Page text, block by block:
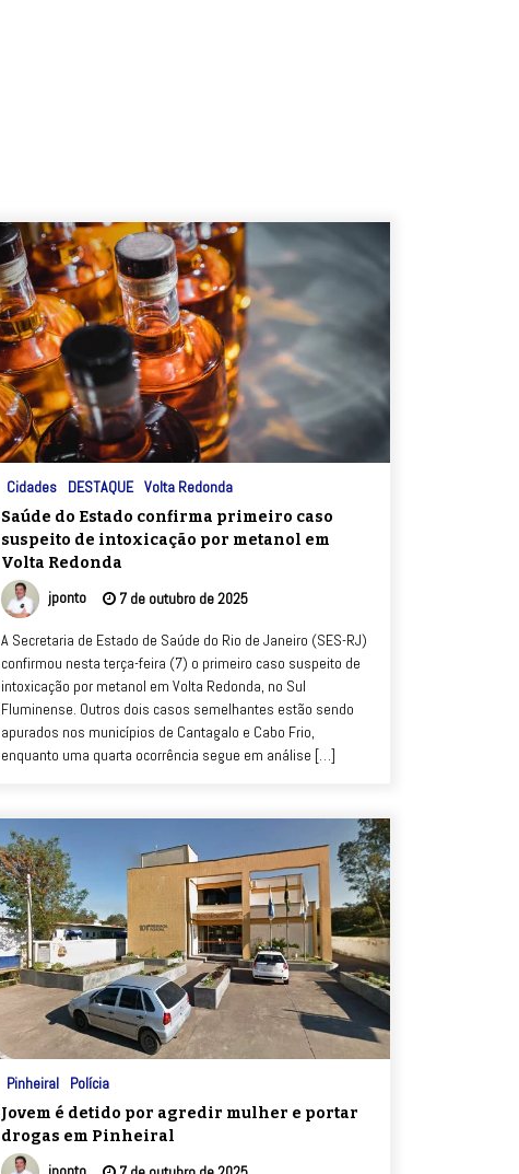
Cidades DESTAQUE Volta Redonda
Saúde do Estado confirma primeiro caso
suspeito de intoxicação por metanol em
Volta Redonda
jponto 7 de outubro de 2025
A Secretaria de Estado de Saúde do Rio de Janeiro (SES-RJ)
confirmou nesta terça-feira (7) o primeiro caso suspeito de
intoxicação por metanol em Volta Redonda, no Sul
Fluminense. Outros dois casos semelhantes estão sendo
apurados nos municípios de Cantagalo e Cabo Frio,
enquanto uma quarta ocorrência segue em análise […]
Pinheiral Polícia
Jovem é detido por agredir mulher e portar
drogas em Pinheiral